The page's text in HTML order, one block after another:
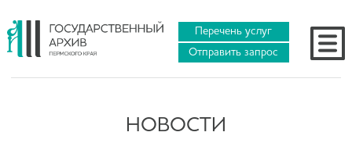
Перечень услуг
Отправить запрос
НОВОСТИ